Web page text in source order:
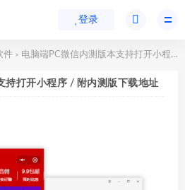
登录
件 > 电脑端PC微信内测版本支持打开小程序 / 附内测版下载地址
持打开小程序 / 附内测版下载地址